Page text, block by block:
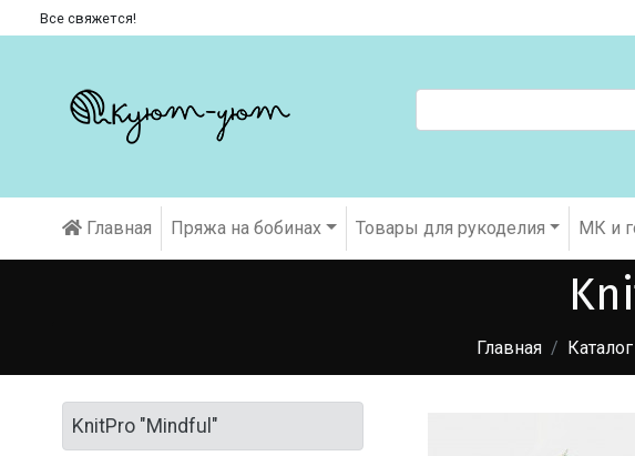
Все свяжется!
Главная Пряжа на бобинах Товары для рукоделия МК и
Главная Каталог
KnitPro "Mindful"